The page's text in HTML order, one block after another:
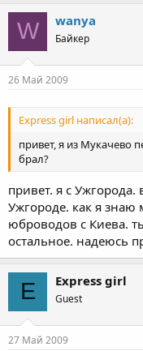
W wanya
Байкер
26 Май 2009
Express girl написал(а):
привет, я из Мукачево
брал?
привет. я с
Ужгороде. как я знаю
юброводов с Киева.
остальное. надеюсь
E Express girl
Guest
27 Май 2009